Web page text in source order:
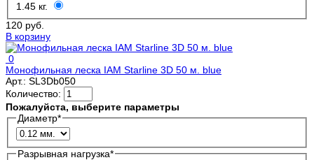
1.45 кг.
120 руб.
В корзину
0
Монофильная леска IAM Starline 3D 50 м. blue
Арт.: SL3Db050
Количество:
Пожалуйста, выберите параметры
Диаметр*
Разрывная нагрузка*